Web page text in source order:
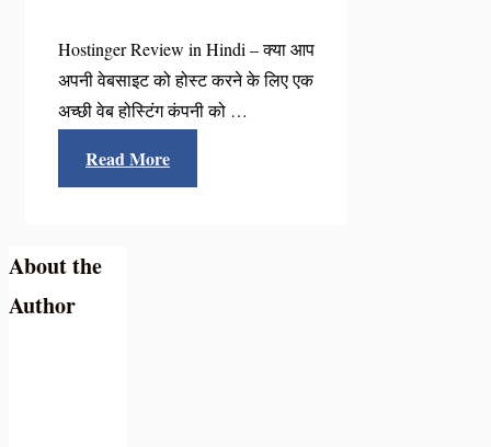
Hostinger Review in Hindi – क्या आप
अपनी वेबसाइट को होस्ट करने के लिए एक
अच्छी वेब होस्टिंग कंपनी को …
Read More
About the
Author